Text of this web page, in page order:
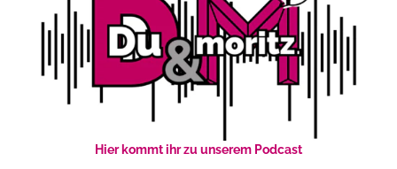
Hier kommt ihr zu unserem Podcast